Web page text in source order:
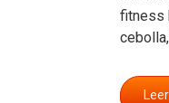
fitness